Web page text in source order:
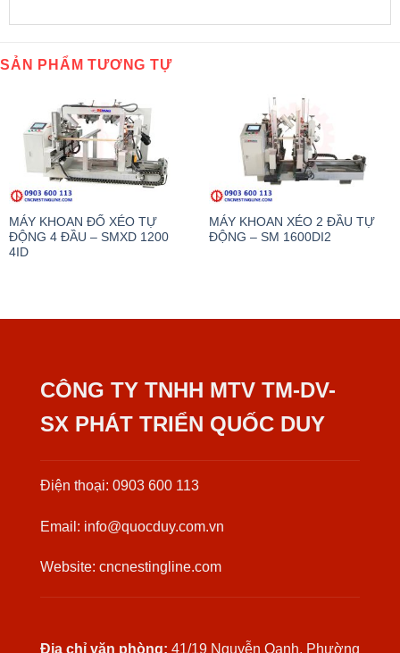
SẢN PHẨM TƯƠNG TỰ
MÁY KHOAN ĐỐ XÉO TỰ
ĐỘNG 4 ĐẦU – SMXD 1200
4ID
MÁY KHOAN XÉO 2 ĐẦU TỰ
ĐỘNG – SM 1600DI2
CÔNG TY TNHH MTV TM-DV-
SX PHÁT TRIỂN QUỐC DUY
Điện thoại: 0903 600 113
Email: info@quocduy.com.vn
Website: cncnestingline.com
Địa chỉ văn phòng: 41/19 Nguyễn Oanh, Phường